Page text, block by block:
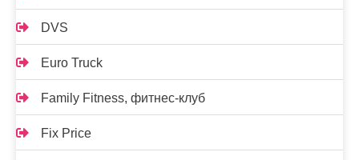
DVS
Euro Truck
Family Fitness, фитнес-клуб
Fix Price